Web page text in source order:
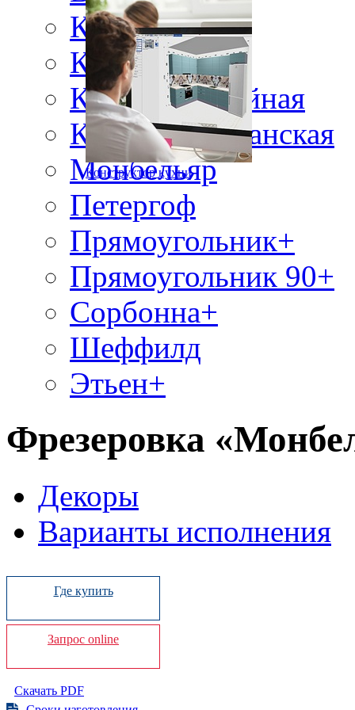
Конструктор кухни
Классика+
Классика 90+
Классика двойная
Классика романская
Монбельяр
Петергоф
Прямоугольник+
Прямоугольник 90+
Сорбонна+
Шеффилд
Этьен+
Фрезеровка
Декоры
Варианты исполнения
Где купить
Запрос online
Скачать PDF